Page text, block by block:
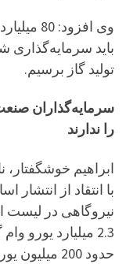
وی
تولید گاز برسیم.
سرمایه‌گذاران
را ندارند
ابراهیم خوشگفتار،
با انتقاد از
نیروگاهی در لیست
2.3 میلیارد
حدود 200